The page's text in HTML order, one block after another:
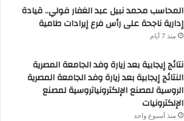
المحاسب محمد نبيل عبد الغفار فولي.. قيادة
إدارية ناجحة على رأس فرع إيرادات طامية
منذ 7 أيام
نتائج إيجابية بعد زيارة وفد الجامعة المصرية
النتائج إيجابية بعد زيارة وفد الجامعة المصرية
الروسية لمصنع الإلكترونياتروسية لمصنع
الإلكترونيات
منذ أسبوع واحد